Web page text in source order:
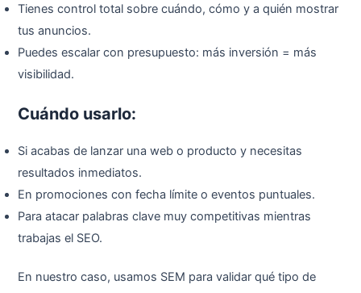
Tienes control total sobre cuándo, cómo y a quién mostrar
tus anuncios.
Puedes escalar con presupuesto: más inversión = más
visibilidad.
Cuándo usarlo:
Si acabas de lanzar una web o producto y necesitas
resultados inmediatos.
En promociones con fecha límite o eventos puntuales.
Para atacar palabras clave muy competitivas mientras
trabajas el SEO.
En nuestro caso, usamos SEM para validar qué tipo de